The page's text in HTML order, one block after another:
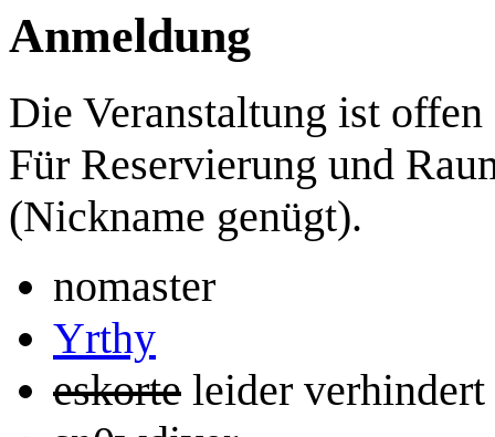
Anmeldung
Die Veranstaltung ist
Für Reservierung und
(Nickname genügt).
nomaster
Yrthy
eskorte leider verhindert